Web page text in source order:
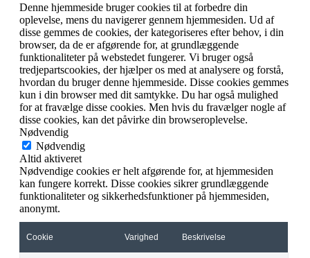
Denne hjemmeside bruger cookies til at forbedre din
oplevelse, mens du navigerer gennem hjemmesiden. Ud af
disse gemmes de cookies, der kategoriseres efter behov, i din
browser, da de er afgørende for, at grundlæggende
funktionaliteter på webstedet fungerer. Vi bruger også
tredjepartscookies, der hjælper os med at analysere og forstå,
hvordan du bruger denne hjemmeside. Disse cookies gemmes
kun i din browser med dit samtykke. Du har også mulighed
for at fravælge disse cookies. Men hvis du fravælger nogle af
disse cookies, kan det påvirke din browseroplevelse.
Nødvendig
Nødvendig
Altid aktiveret
Nødvendige cookies er helt afgørende for, at hjemmesiden
kan fungere korrekt. Disse cookies sikrer grundlæggende
funktionaliteter og sikkerhedsfunktioner på hjemmesiden,
anonymt.
Cookie Varighed Beskrivelse